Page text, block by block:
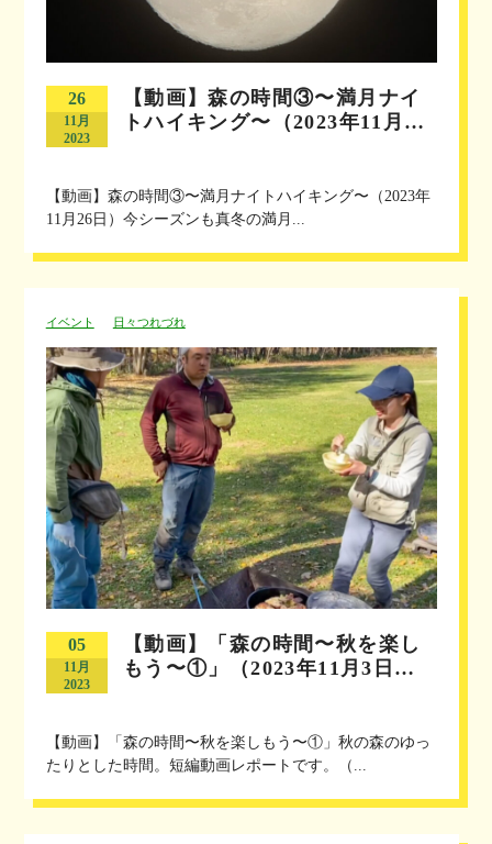
26
11月
2023
【動画】森の時間③〜満月ナイ
トハイキング〜（2023年11月…
【動画】森の時間③〜満月ナイトハイキング〜（2023年
11月26日）今シーズンも真冬の満月...
イベント 日々つれづれ
05
11月
2023
【動画】「森の時間〜秋を楽し
もう〜①」（2023年11月3日…
【動画】「森の時間〜秋を楽しもう〜①」秋の森のゆっ
たりとした時間。短編動画レポートです。（...